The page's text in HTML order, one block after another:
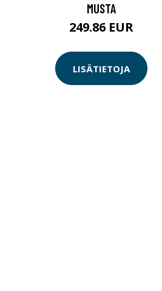
MUSTA
249.86 EUR
LISÄTIETOJA